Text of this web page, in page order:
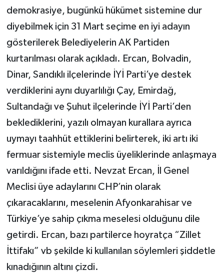
demokrasiye, bugünkü hükümet sistemine dur
diyebilmek için 31 Mart seçime en iyi adayın
gösterilerek Belediyelerin AK Partiden
kurtarılması olarak açıkladı. Ercan, Bolvadin,
Dinar, Sandıklı ilçelerinde İYİ Parti’ye destek
verdiklerini aynı duyarlılığı Çay, Emirdağ,
Sultandağı ve Şuhut ilçelerinde İYİ Parti’den
beklediklerini, yazılı olmayan kurallara ayrıca
uymayı taahhüt ettiklerini belirterek, iki artı iki
fermuar sistemiyle meclis üyeliklerinde anlaşmaya
varıldığını ifade etti. Nevzat Ercan, İl Genel
Meclisi üye adaylarını CHP’nin olarak
çıkaracaklarını, meselenin Afyonkarahisar ve
Türkiye’ye sahip çıkma meselesi olduğunu dile
getirdi. Ercan, bazı partilerce hoyratça “Zillet
İttifakı” vb şekilde ki kullanılan söylemleri şiddetle
kınadığının altını çizdi.